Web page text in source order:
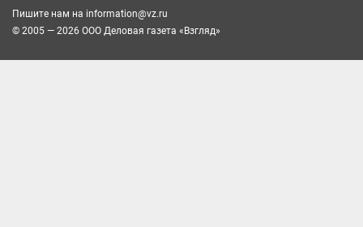
Пишите нам на information@vz.ru
© 2005 — 2026 ООО Деловая газета «Взгляд»